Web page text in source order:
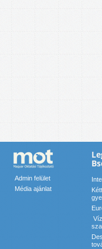
Admin felület
Média ajánlat